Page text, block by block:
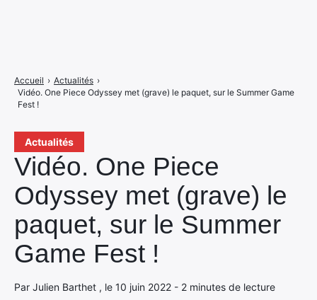
Actualités
Vidéo. One Piece
Odyssey met (grave) le
paquet, sur le Summer
Game Fest !
Par Julien Barthet , le 10 juin 2022 - 2 minutes de lecture
Accueil › Actualités ›
Vidéo. One Piece Odyssey met (grave) le paquet, sur le Summer Game
Fest !